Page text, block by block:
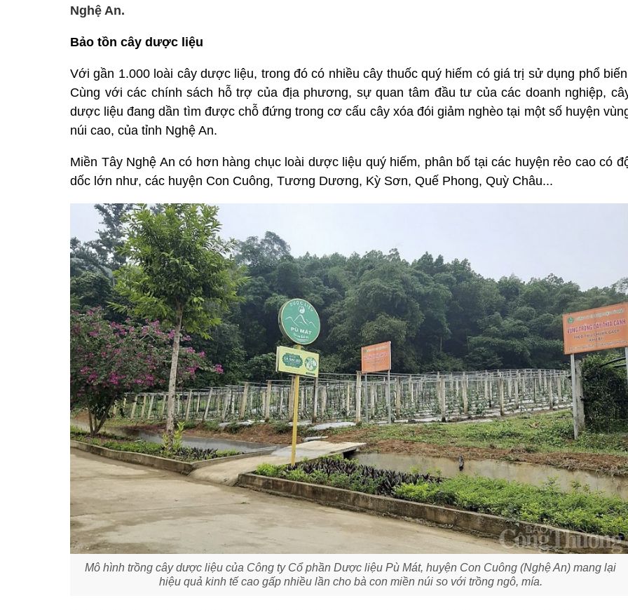
Nghệ An.
Bảo tồn cây dược liệu
Với gần 1.000 loài cây dược liệu, trong đó có nhiều cây thuốc quý hiếm có giá trị sử dụng phổ
Cùng với các chính sách hỗ trợ của địa phương, sự quan tâm đầu tư của các doanh nghiệp,
dược liệu đang dần tìm được chỗ đứng trong cơ cấu cây xóa đói giảm nghèo tại một số huyện
núi cao, của tỉnh Nghệ An.
Miền Tây Nghệ An có hơn hàng chục loài dược liệu quý hiếm, phân bố tại các huyện rẻo cao có
dốc lớn như, các huyện Con Cuông, Tương Dương, Kỳ Sơn, Quế Phong, Quỳ Châu...
Mô hình trồng cây dược liệu của Công ty Cổ phần Dược liệu Pù Mát, huyện Con Cuông (Nghệ An) mang lại
hiệu quả kinh tế cao gấp nhiều lần cho bà con miền núi so với trồng ngô, mía.